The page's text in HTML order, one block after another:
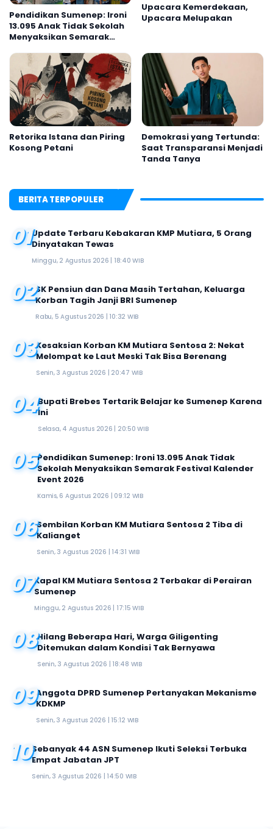
Pendidikan Sumenep: Ironi
13.095 Anak Tidak Sekolah
Menyaksikan Semarak
2026
Upacara Kemerdekaan,
Upacara Melupakan
Retorika Istana dan Piring
Kosong Petani
Demokrasi yang Tertunda:
Saat Transparansi Menjadi
Tanda Tanya
BERITA TERPOPULER
01Update Terbaru Kebakaran KMP Mutiara, 5 Orang
Dinyatakan Tewas
Minggu, 2 Agustus 2026 | 18:40 WIB
02SK Pensiun dan Dana Masih Tertahan, Keluarga
Korban Tagih Janji BRI Sumenep
Rabu, 5 Agustus 2026 | 10:32 WIB
03Kesaksian Korban KM Mutiara Sentosa 2: Nekat
Melompat ke Laut Meski Tak Bisa Berenang
Senin, 3 Agustus 2026 | 20:47 WIB
04Bupati Brebes Tertarik Belajar ke Sumenep Karena
Ini
Selasa, 4 Agustus 2026 | 20:50 WIB
05Pendidikan Sumenep: Ironi 13.095 Anak Tidak
Sekolah Menyaksikan Semarak Festival Kalender
Event 2026
Kamis, 6 Agustus 2026 | 09:12 WIB
06Sembilan Korban KM Mutiara Sentosa 2 Tiba di
Kalianget
Senin, 3 Agustus 2026 | 14:31 WIB
07Kapal KM Mutiara Sentosa 2 Terbakar di Perairan
Sumenep
Minggu, 2 Agustus 2026 | 17:15 WIB
08Hilang Beberapa Hari, Warga Giligenting
Ditemukan dalam Kondisi Tak Bernyawa
Senin, 3 Agustus 2026 | 18:48 WIB
09Anggota DPRD Sumenep Pertanyakan Mekanisme
KDKMP
Senin, 3 Agustus 2026 | 15:12 WIB
10Sebanyak 44 ASN Sumenep Ikuti Seleksi Terbuka
Empat Jabatan JPT
Senin, 3 Agustus 2026 | 14:50 WIB